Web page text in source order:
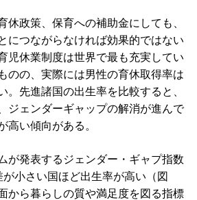
政策、保育への補助金にしても、
につながらなければ効果的ではない
児休業制度は世界で最も充実してい
のの、実際には男性の育休取得率は
。先進諸国の出生率を比較すると、
ジェンダーギャップの解消が進んで
高い傾向がある。
が発表するジェンダー・ギャプ指数
小さい国ほど出生率が高い（図
から暮らしの質や満足度を図る指標